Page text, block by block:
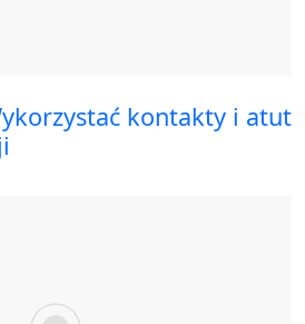
kontakty i atut